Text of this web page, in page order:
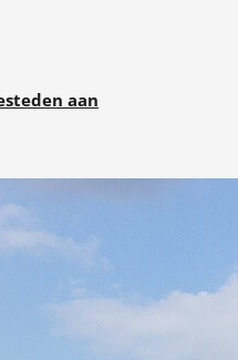
aan